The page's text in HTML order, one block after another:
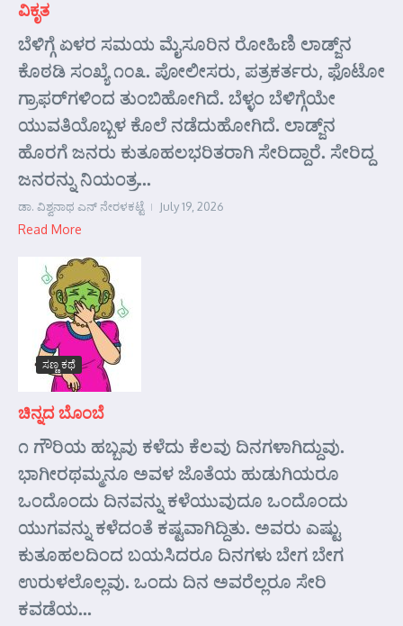
ವಿಕೃತ
ಬೆಳಿಗ್ಗೆ ಏಳರ ಸಮಯ ಮೈಸೂರಿನ ರೋಹಿಣಿ ಲಾಡ್ಜ್‌ನ
ಕೊಠಡಿ ಸಂಖ್ಯೆ ೧೦೩. ಪೋಲೀಸರು, ಪತ್ರಕರ್ತರು, ಫೊಟೋ
ಗ್ರಾಫರ್‌ಗಳಿಂದ ತುಂಬಿಹೋಗಿದೆ. ಬೆಳ್ಳಂ ಬೆಳಿಗ್ಗೆಯೇ
ಯುವತಿಯೊಬ್ಬಳ ಕೊಲೆ ನಡೆದುಹೋಗಿದೆ. ಲಾಡ್ಜ್‌ನ
ಹೊರಗೆ ಜನರು ಕುತೂಹಲಭರಿತರಾಗಿ ಸೇರಿದ್ದಾರೆ. ಸೇರಿದ್ದ
ಜನರನ್ನು ನಿಯಂತ್ರ...
ಡಾ. ವಿಶ್ವನಾಥ ಎನ್ ನೇರಳಕಟ್ಟೆ July 19, 2026
Read More
ಸಣ್ಣ ಕಥೆ
ಚಿನ್ನದ ಬೊಂಬೆ
೧ ಗೌರಿಯ ಹಬ್ಬವು ಕಳೆದು ಕೆಲವು ದಿನಗಳಾಗಿದ್ದುವು.
ಭಾಗೀರಥಮ್ಮನೂ ಅವಳ ಜೊತೆಯ ಹುಡುಗಿಯರೂ
ಒಂದೊಂದು ದಿನವನ್ನು ಕಳೆಯುವುದೂ ಒಂದೊಂದು
ಯುಗವನ್ನು ಕಳೆದಂತೆ ಕಷ್ಟವಾಗಿದ್ದಿತು. ಅವರು ಎಷ್ಟು
ಕುತೂಹಲದಿಂದ ಬಯಸಿದರೂ ದಿನಗಳು ಬೇಗ ಬೇಗ
ಉರುಳಲೊಲ್ಲವು. ಒಂದು ದಿನ ಅವರೆಲ್ಲರೂ ಸೇರಿ
ಕವಡೆಯ...